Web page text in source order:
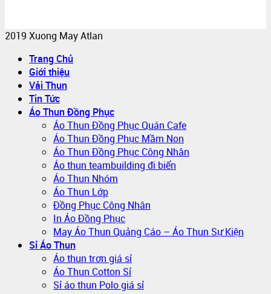
2019 Xuong May Atlan
Trang Chủ
Giới thiệu
Vải Thun
Tin Tức
Áo Thun Đồng Phục
Áo Thun Đồng Phục Quán Cafe
Áo Thun Đồng Phục Mầm Non
Áo Thun Đồng Phục Công Nhân
Áo thun teambuilding đi biển
Áo Thun Nhóm
Áo Thun Lớp
Đồng Phục Công Nhân
In Áo Đồng Phục
May Áo Thun Quảng Cáo – Áo Thun Sự Kiện
Sỉ Áo Thun
Áo thun trơn giá sỉ
Áo Thun Cotton Sỉ
Sỉ áo thun Polo giá sỉ